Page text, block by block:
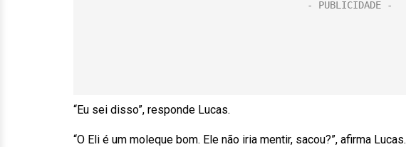
“Eu sei disso”, responde Lucas.
“O Eli é um moleque bom. Ele não iria mentir, sacou?”, afirma Lucas.